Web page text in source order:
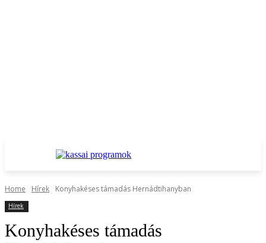
Home Hírek Konyhakéses támadás Hernádtihanyban
Hírek
Konyhakéses támadás